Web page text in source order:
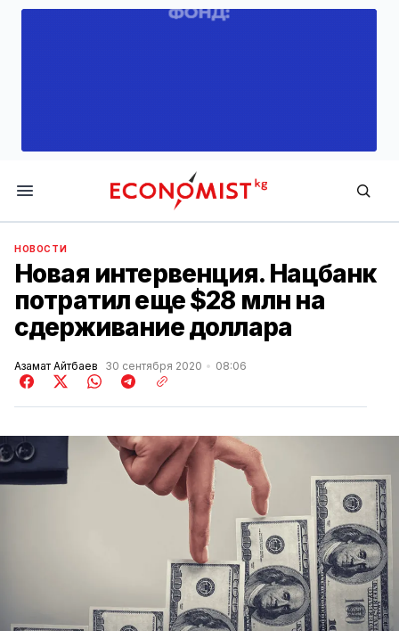
Economist.kg
НОВОСТИ
Новая интервенция. Нацбанк
потратил еще $28 млн на
сдерживание доллара
Азамат Айтбаев 30 сентября 2020 08:06